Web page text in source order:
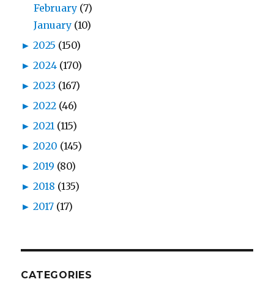
February (7)
January (10)
► 2025 (150)
► 2024 (170)
► 2023 (167)
► 2022 (46)
► 2021 (115)
► 2020 (145)
► 2019 (80)
► 2018 (135)
► 2017 (17)
CATEGORIES